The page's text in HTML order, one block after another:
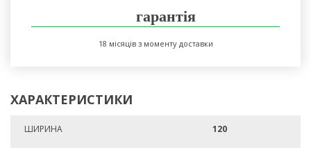
гарантія
18 місяців з моменту доставки
ХАРАКТЕРИСТИКИ
ШИРИНА 120